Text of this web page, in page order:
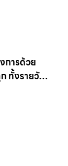
การด้วย
ทั้งรายวัน